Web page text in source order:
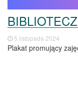
5 listopada 2024
Plakat promujący